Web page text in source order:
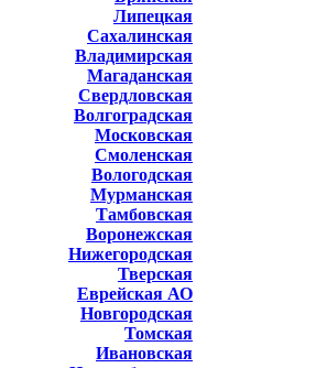
Липецкая
Сахалинская
Владимирская
Магаданская
Свердловская
Волгоградская
Московская
Смоленская
Вологодская
Мурманская
Тамбовская
Воронежская
Нижегородская
Тверская
Еврейская АО
Новгородская
Томская
Ивановская